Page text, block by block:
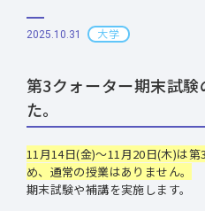
2025.10.31 大学
第3クォーター期末試
た。
11月14日(金)～11月20日(木)は
め、 通常の授業はありません。
期末試験や補講を実施します。